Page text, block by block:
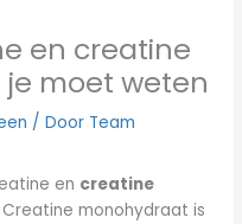
en creatine
moet weten
/ Door Team
en creatine
monohydraat is